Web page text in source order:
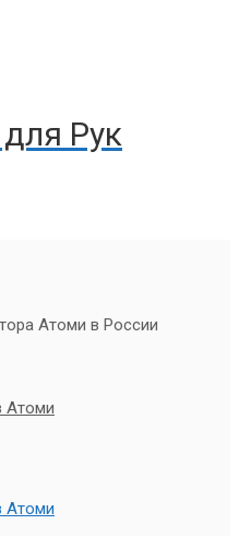
Рук
Атоми в России
Атоми
Атоми